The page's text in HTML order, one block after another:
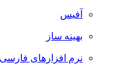
آفیس
بهینه ساز
نرم افزارهای فارسی